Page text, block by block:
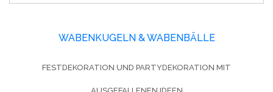
WABENKUGELN & WABENBÄLLE
FESTDEKORATION UND PARTYDEKORATION MIT